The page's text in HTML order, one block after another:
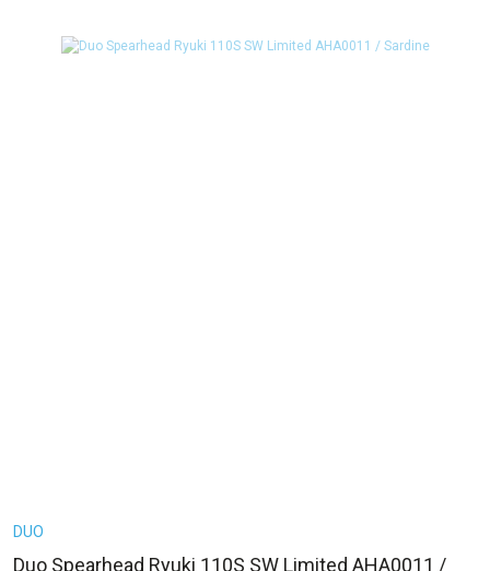
DUO
Duo Spearhead Ryuki 110S SW Limited AHA0011 /